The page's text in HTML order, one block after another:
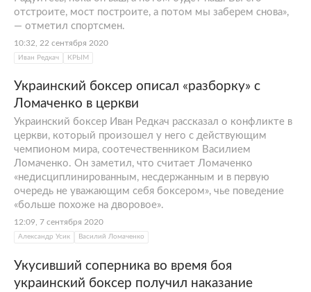
отстроите, мост построите, а потом мы заберем снова»,
— отметил спортсмен.
10:32, 22 сентября 2020
Иван Редкач КРЫМ
Украинский боксер описал «разборку» с
Ломаченко в церкви
Украинский боксер Иван Редкач рассказал о конфликте в
церкви, который произошел у него с действующим
чемпионом мира, соотечественником Василием
Ломаченко. Он заметил, что считает Ломаченко
«недисциплинированным, несдержанным и в первую
очередь не уважающим себя боксером», чье поведение
«больше похоже на дворовое».
12:09, 7 сентября 2020
Александр Усик Василий Ломаченко
Укусивший соперника во время боя
украинский боксер получил наказание